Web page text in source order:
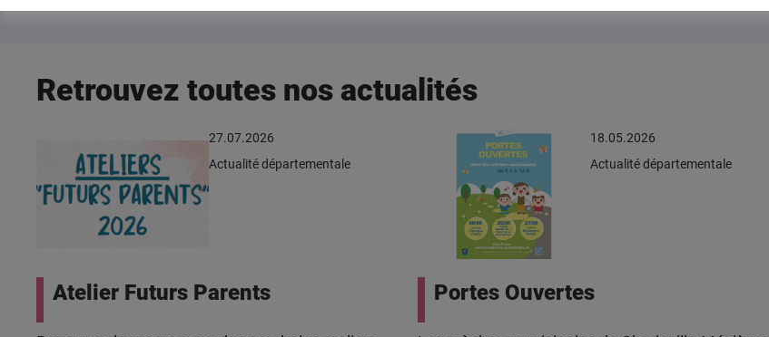
Retrouvez toutes nos actualités
27.07.2026
Actualité départementale
Atelier Futurs Parents
18.05.2026
Actualité départementale
Portes Ouvertes